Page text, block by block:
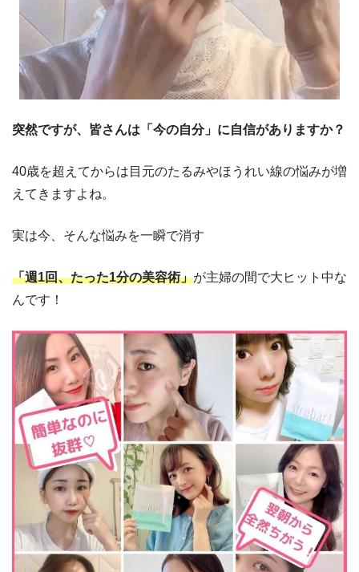
突然ですが、皆さんは「今の自分」に自信がありますか？
40歳を超えてからは目元のたるみやほうれい線の悩みが増
えてきますよね。
実は今、そんな悩みを一瞬で消す
「週1回、たった1分の美容術」が主婦の間で大ヒット中な
んです！